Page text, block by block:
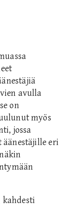
avulla
on
myös
jossa
äänestäjille eri